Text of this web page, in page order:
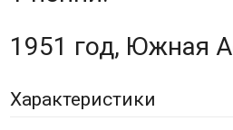
1951 год, Южная
Характеристики